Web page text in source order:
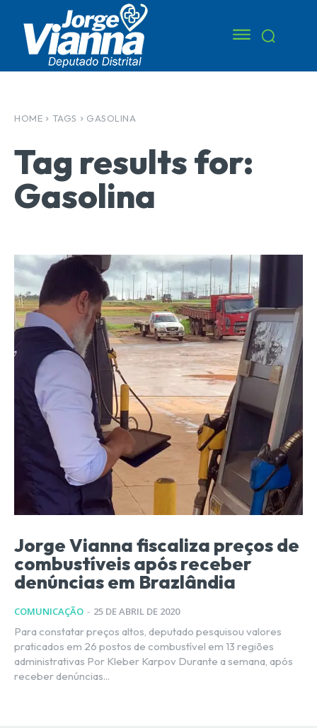
HOME TAGS GASOLINA
Tag results for:
Gasolina
Jorge Vianna fiscaliza preços de
combustíveis após receber
denúncias em Brazlândia
COMUNICAÇÃO - 25 DE ABRIL DE 2020
Para constatar preços altos, deputado pesquisou valores
praticados em 26 postos de combustível em 13 regiões
administrativas Por Kleber Karpov Durante a semana, após
receber denúncias...